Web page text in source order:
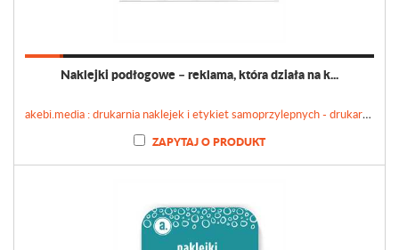
Naklejki podłogowe – reklama, która działa na k...
akebi.media : drukarnia naklejek i etykiet samoprzylepnych - drukarnianaklejek.pl
ZAPYTAJ O PRODUKT